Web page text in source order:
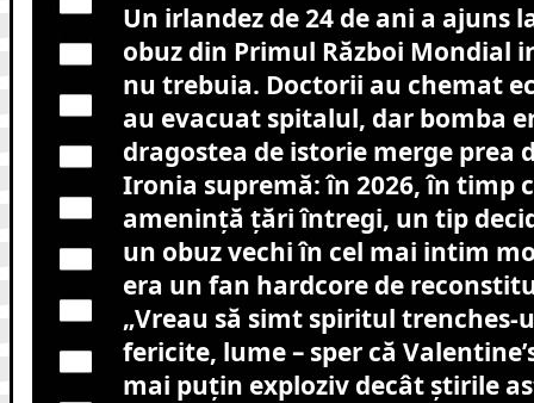
Un irlandez de 24 de ani a ajuns
obuz din Primul Război Mondial
nu trebuia. Doctorii au chemat
au evacuat spitalul, dar bomba
dragostea de istorie merge prea
Ironia supremă: în 2026, în timp
amenință țări întregi, un tip
un obuz vechi în cel mai intim
era un fan hardcore de
„Vreau să simt spiritul trenches-
fericite, lume – sper că
mai puțin exploziv decât știrile